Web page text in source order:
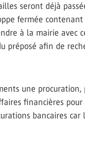
seront déjà
fermée contenant
à la mairie avec
préposé afin de
une procuration,
financières pour
bancaires car